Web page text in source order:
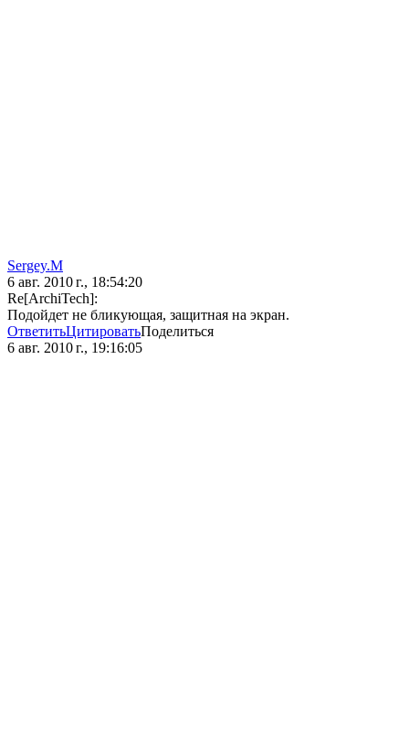
Sergey.M
6 авг. 2010 г., 18:54:20
Re[ArchiTech]:
Подойдет не бликующая, защитная на экран.
ОтветитьЦитироватьПоделиться
6 авг. 2010 г., 19:16:05